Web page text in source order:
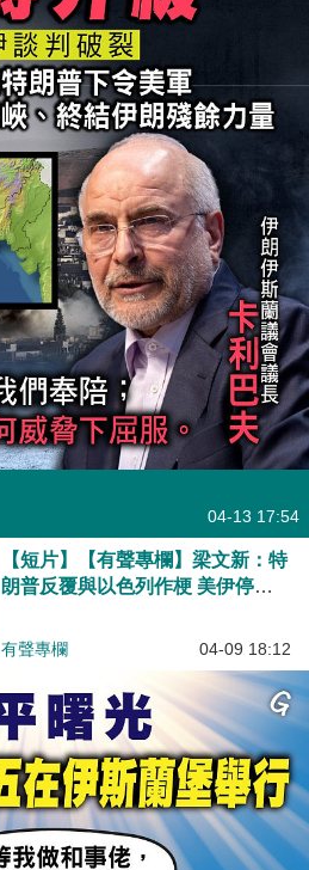
04-13 17:54
【短片】【有聲專欄】梁文新：特
朗普反覆與以色列作梗 美伊停火
有聲專欄 04-09 18:12